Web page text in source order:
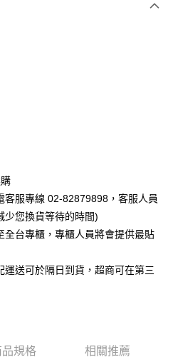
)免運費
客服專線 02-82879898，客服人員
少您換貨等待的時間)
台專櫃，專櫃人員將會提供最貼
送可於隔日到貨，超商可在第三
品規格 相關推薦